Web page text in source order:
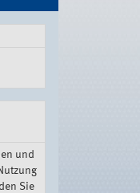
und
Sie